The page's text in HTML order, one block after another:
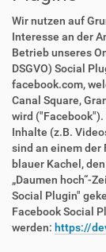
Wir nutzen auf
Interesse an der
Betrieb unseres
DSGVO) Social
facebook.com,
Canal Square,
wird
Inhalte (z.B.
sind an einem der
blauer Kachel,
„Daumen hoch“-
Social Plugin"
Facebook Social
werden: https://